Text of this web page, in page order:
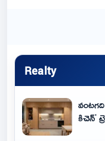
Realty
కిచెన్'